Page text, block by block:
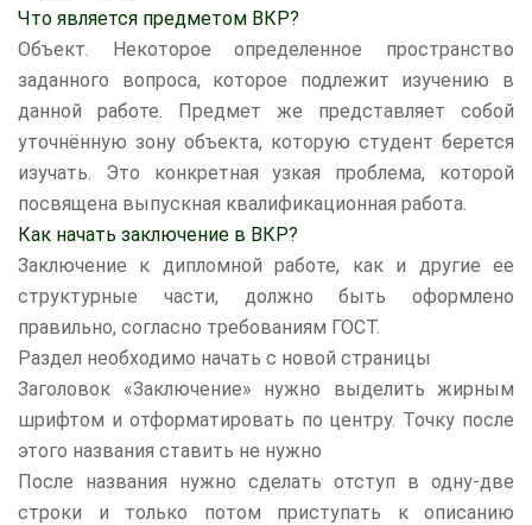
Что является предметом ВКР?
Объект. Некоторое определенное пространство
заданного вопроса, которое подлежит изучению в
данной работе. Предмет же представляет собой
уточнённую зону объекта, которую студент берется
изучать. Это конкретная узкая проблема, которой
посвящена выпускная квалификационная работа.
Как начать заключение в ВКР?
Заключение к дипломной работе, как и другие ее
структурные части, должно быть оформлено
правильно, согласно требованиям ГОСТ.
Раздел необходимо начать с новой страницы
Заголовок «Заключение» нужно выделить жирным
шрифтом и отформатировать по центру. Точку после
этого названия ставить не нужно
После названия нужно сделать отступ в одну-две
строки и только потом приступать к описанию